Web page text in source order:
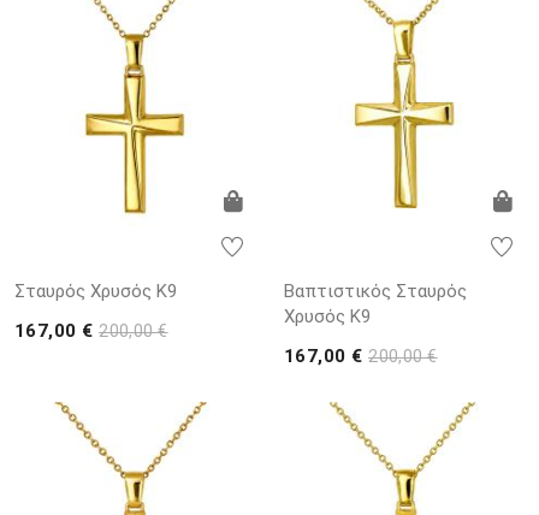
Σταυρός Χρυσός K9
167,00 €200,00 €
Βαπτιστικός Σταυρός
Χρυσός K9
167,00 €200,00 €